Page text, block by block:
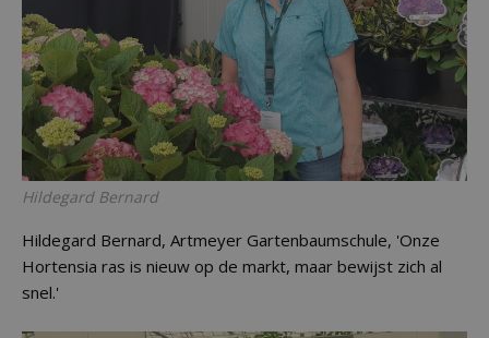
Hildegard Bernard
Hildegard Bernard, Artmeyer Gartenbaumschule, 'Onze
Hortensia ras is nieuw op de markt, maar bewijst zich al
snel.'